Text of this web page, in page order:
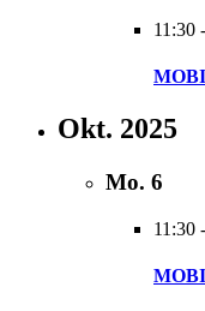
11:30 -
Okt. 2025
Mo. 6
11:30 -